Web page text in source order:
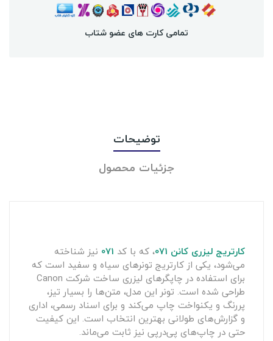
تمامی کارت های عضو شتاب
توضیحات
جزئیات محصول
کارتریج لیزری کانن ، که با کد 071 نیز شناخته
می‌شود، یکی از کارتریج تونرهای سیاه و سفید است که
برای استفاده در چاپگرهای لیزری ساخت شرکت Canon
طراحی شده است. تونر این مدل، متن‌ها را بسیار تیز،
پررنگ و یکنواخت چاپ می‌کند و برای اسناد رسمی، اداری
و گزارش‌های طولانی بهترین انتخاب است. این کیفیت
حتی در چاپ‌های پی‌درپی نیز ثابت می‌ماند.